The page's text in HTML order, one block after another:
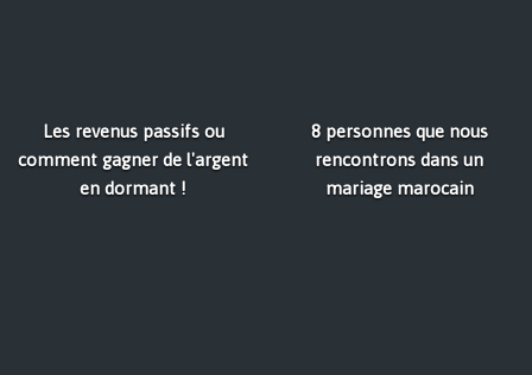
Les revenus passifs ou
comment gagner de l'argent
en dormant !
8 personnes que nous
rencontrons dans un
mariage marocain